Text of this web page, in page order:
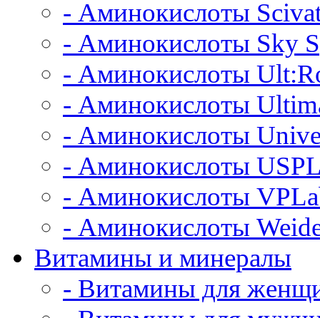
- Аминокислоты
- Аминокислоты Sky
- Аминокислоты
- Аминокислоты
- Аминокислоты
- Аминокислоты
- Аминокислоты
- Аминокислоты
Витамины и минералы
- Витамины для